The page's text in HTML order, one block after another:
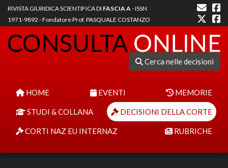
RIVISTA GIURIDICA SCIENTIFICA DI FASCIA A- ISSN
1971-9892 - Fondatore Prof. PASQUALE COSTANZO
Cerca nelle decisioni
HOME EVENTI MEMORIE
STUDI & COLLANA DECISIONI DELLA CORTE
CORTI NAZ EU INTERNAZ RUBRICHE